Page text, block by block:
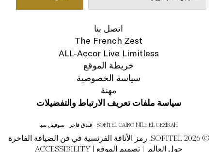
اتصل بنا
The French Zest
ALL-Accor Live Limitless
خريطة الموقع
سياسة الخصوصية
مهنة
سياسة ملفات تعريف الارتباط والتفضيلات
SOFITEL CAIRO NILE EL GEZIRAH - فندق فاخر - سوفيتل سبا
© SOFITEL 2026. رمز الأناقة الفرنسية في فن الضيافة الفاخرة
حول العالم |تصميم الموقع |
ACCESSIBILITY